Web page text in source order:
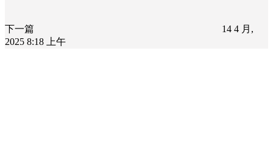
下一篇
14 4 月,
2025 8:18 上午